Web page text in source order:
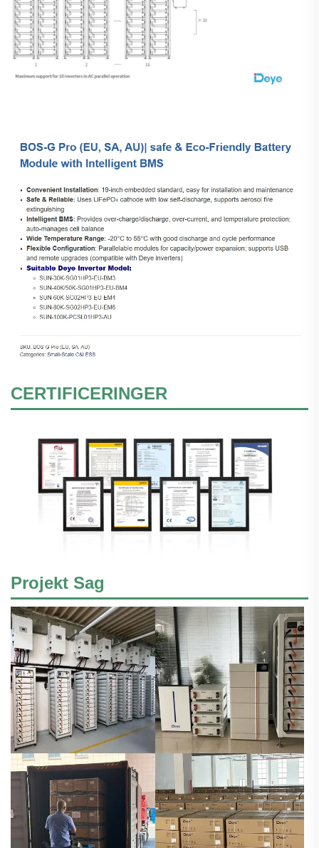
CERTIFICERINGER
Projekt Sag